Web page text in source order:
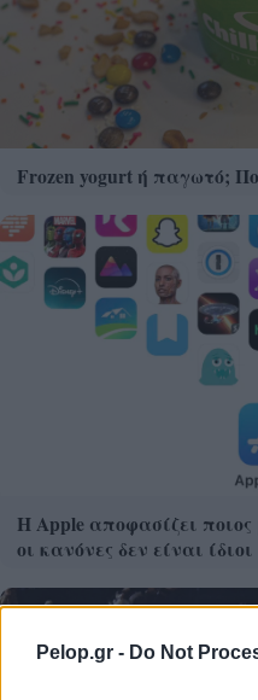
Pelop.gr - Do Not
Frozen yogurt ή παγωτό;
Η Apple αποφασίζει
οι κανόνες δεν είναι